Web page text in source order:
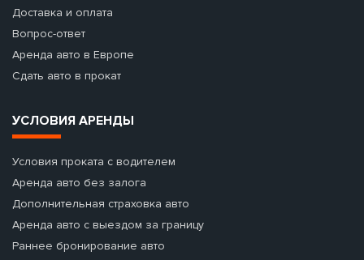
Доставка и оплата
Вопрос-ответ
Аренда авто в Европе
Сдать авто в прокат
УСЛОВИЯ АРЕНДЫ
Условия проката с водителем
Аренда авто без залога
Дополнительная страховка авто
Аренда авто с выездом за границу
Раннее бронирование авто